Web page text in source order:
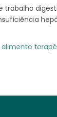
trabalho
alimento